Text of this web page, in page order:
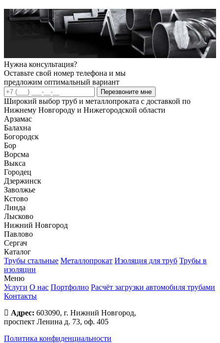
Нужна консультация?
Оставьте свой номер телефона и мы
предложим оптимальный вариант
Перезвоните мне
Широкий выбор труб и металлопроката с доставкой по
Нижнему Новгороду и Нижегородской области
Арзамас
Балахна
Богородск
Бор
Ворсма
Выкса
Городец
Дзержинск
Заволжье
Кстово
Линда
Лысково
Нижний Новгород
Павлово
Сергач
Каталог
Трубы стальные Металлопрокат Изоляция для труб Трубы в
изоляции
Меню
Услуги О нас Портфолио Расчёт загрузки автомобиля трубами
Контакты
Адрес: 603090, г. Нижний Новгород,
проспект Ленина д. 73, оф. 405
Политика конфиденциальности